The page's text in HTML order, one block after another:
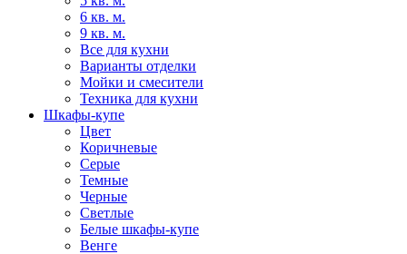
6 кв. м.
9 кв. м.
Все для кухни
Варианты отделки
Мойки и смесители
Техника для кухни
Шкафы-купе
Цвет
Коричневые
Серые
Темные
Черные
Светлые
Белые шкафы-купе
Венге